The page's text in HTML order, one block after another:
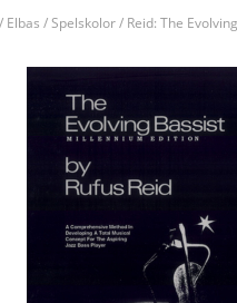
/ Elbas /Spelskolor/ Reid: The